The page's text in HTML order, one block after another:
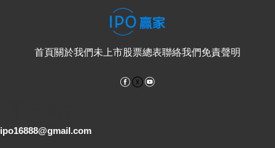
首頁關於我們未上市股票總表聯絡我們免責聲明
Facebook
ipo16888@gmail.com